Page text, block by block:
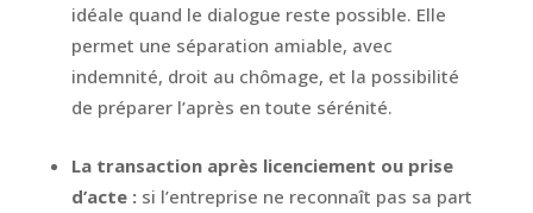
idéale quand le dialogue reste possible. Elle
permet une séparation amiable, avec
indemnité, droit au chômage, et la possibilité
de préparer l’après en toute sérénité.
La transaction après licenciement ou prise
d’acte : si l’entreprise ne reconnaît pas sa part